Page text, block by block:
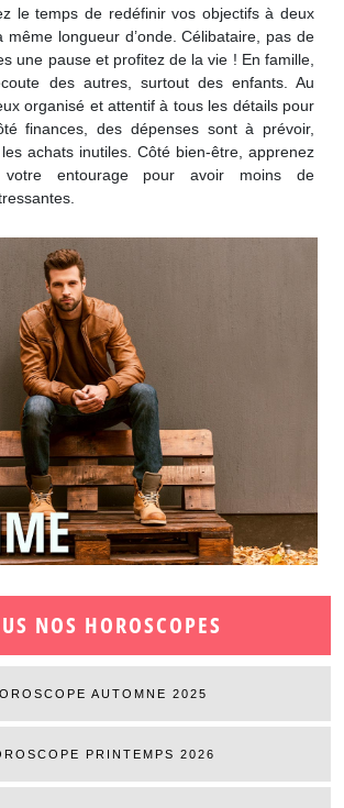
NOS HOROSCOPES
AUTOMNE 2025
PRINTEMPS 2026
le temps de redéfinir vos objectifs à deux
même longueur d’onde. Célibataire, pas de
une pause et profitez de la vie ! En famille,
des autres, surtout des enfants. Au
organisé et attentif à tous les détails pour
finances, des dépenses sont à prévoir,
achats inutiles. Côté bien-être, apprenez
entourage pour avoir moins de